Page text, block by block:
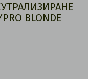
BLONDE